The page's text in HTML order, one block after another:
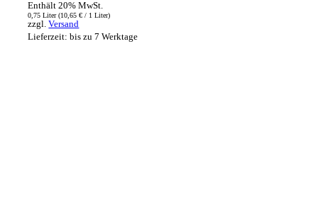
Enthält 20% MwSt.
0,75 Liter (10,65€ / 1 Liter)
zzgl.Versand
Lieferzeit: bis zu 7 Werktage